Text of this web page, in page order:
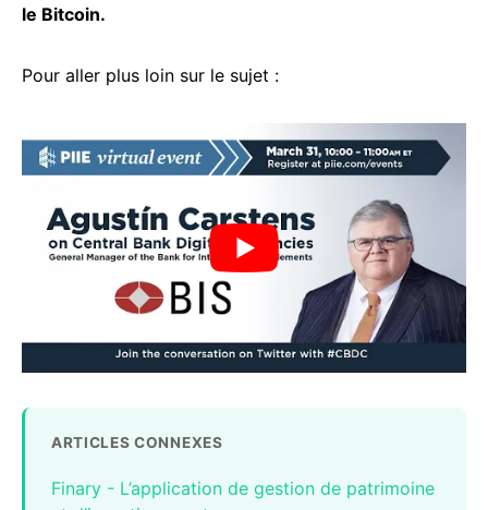
le Bitcoin.
Pour aller plus loin sur le sujet :
ARTICLES CONNEXES
Finary - L’application de gestion de patrimoine